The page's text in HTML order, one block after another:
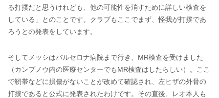
る打撲だと思うけれども、他の可能性を消すために詳しい検査を
している」とのことです。クラブもここでまず、怪我が打撲であ
ろうとの発表をしています。
そしてメッシはバルセロナ病院まで行き、MR検査を受けました
（カンプノウ内の医療センターでもMR検査はしたらしい）。ここ
で靭帯などに損傷がないことが改めて確認され、左ヒザの外骨の
打撲であると公式に発表されたわけです。その直後、レオ本人も